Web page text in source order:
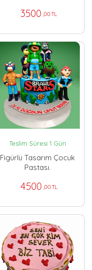
3500 ,00 TL
Teslim Süresi 1 Gün
Figürlü Tasarım Çocuk
Pastası.
4500 ,00 TL